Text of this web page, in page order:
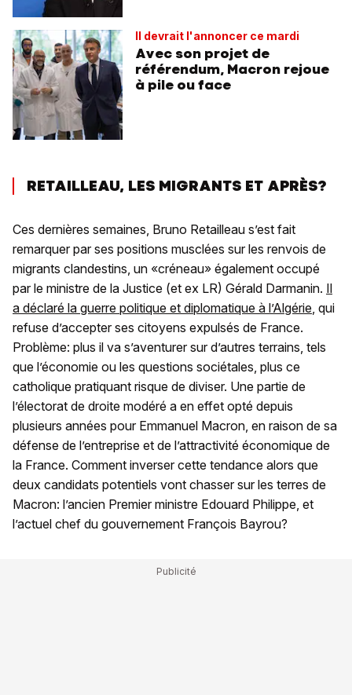
Il devrait l'annoncer ce mardi
Avec son projet de
référendum, Macron rejoue
à pile ou face
RETAILLEAU, LES MIGRANTS ET APRÈS?
Ces dernières semaines, Bruno Retailleau s’est fait
remarquer par ses positions musclées sur les renvois de
migrants clandestins, un «créneau» également occupé
par le ministre de la Justice (et ex LR) Gérald Darmanin. Il
a déclaré la guerre politique et diplomatique à l’Algérie , qui
refuse d’accepter ses citoyens expulsés de France.
Problème: plus il va s’aventurer sur d’autres terrains, tels
que l’économie ou les questions sociétales, plus ce
catholique pratiquant risque de diviser. Une partie de
l’électorat de droite modéré a en effet opté depuis
plusieurs années pour Emmanuel Macron, en raison de sa
défense de l’entreprise et de l’attractivité économique de
la France. Comment inverser cette tendance alors que
deux candidats potentiels vont chasser sur les terres de
Macron: l’ancien Premier ministre Edouard Philippe, et
l’actuel chef du gouvernement François Bayrou?